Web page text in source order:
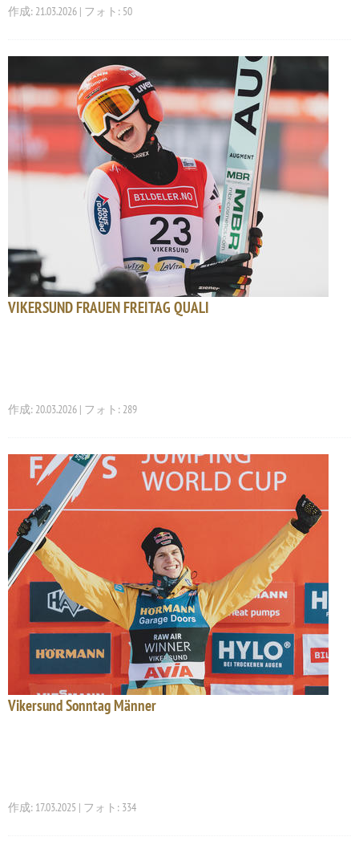
作成: 21.03.2026 | フォト: 50
VIKERSUND FRAUEN FREITAG QUALI
作成: 20.03.2026 | フォト: 289
Vikersund Sonntag Männer
作成: 17.03.2025 | フォト: 334